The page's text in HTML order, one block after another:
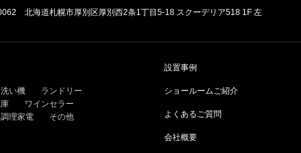
北海道札幌市厚別区厚別西2条1丁目5-18 スクーデリア518 1F 左
い機
ランドリー
ワインセラー
理家電 その他
設置事例
ショールームご紹介
よくあるご質問
会社概要